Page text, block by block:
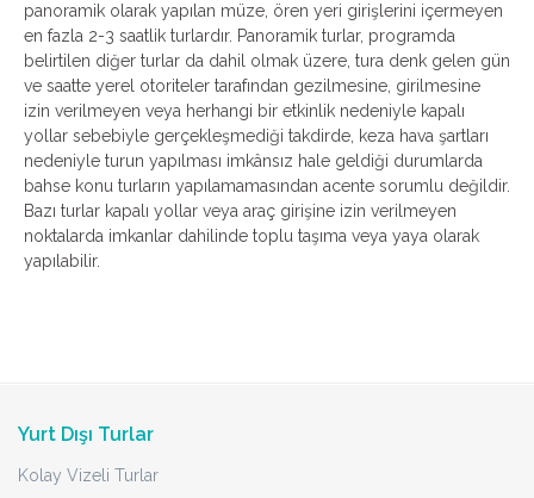
panoramik olarak yapılan müze, ören yeri girişlerini içermeyen
en fazla 2-3 saatlik turlardır. Panoramik turlar, programda
belirtilen diğer turlar da dahil olmak üzere, tura denk gelen gün
ve saatte yerel otoriteler tarafından gezilmesine, girilmesine
izin verilmeyen veya herhangi bir etkinlik nedeniyle kapalı
yollar sebebiyle gerçekleşmediği takdirde, keza hava şartları
nedeniyle turun yapılması imkânsız hale geldiği durumlarda
bahse konu turların yapılamamasından acente sorumlu değildir.
Bazı turlar kapalı yollar veya araç girişine izin verilmeyen
noktalarda imkanlar dahilinde toplu taşıma veya yaya olarak
yapılabilir.
Yurt Dışı Turlar
Kolay Vizeli Turlar